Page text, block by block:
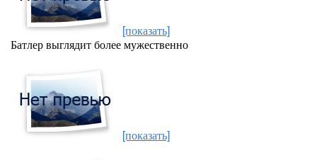
[показать]
Батлер выглядит более мужественно
[показать]